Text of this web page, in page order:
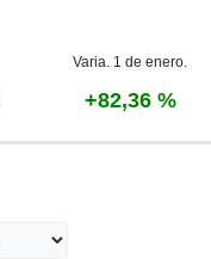
Varia. 1 de enero.
+82,36 %